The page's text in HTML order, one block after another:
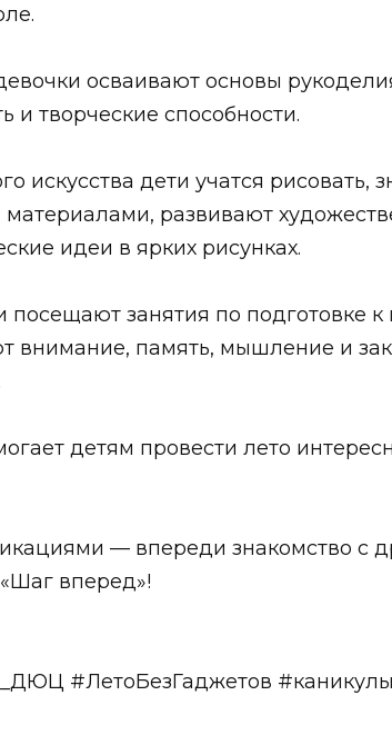
осваивают основы
и творческие способности.
искусства дети учатся рисовать,
развивают
идеи в ярких рисунках.
занятия по подготовке к
внимание, память, мышление и
детям провести лето
— впереди знакомство с
вперед»!
#ЛетоБезГаджетов